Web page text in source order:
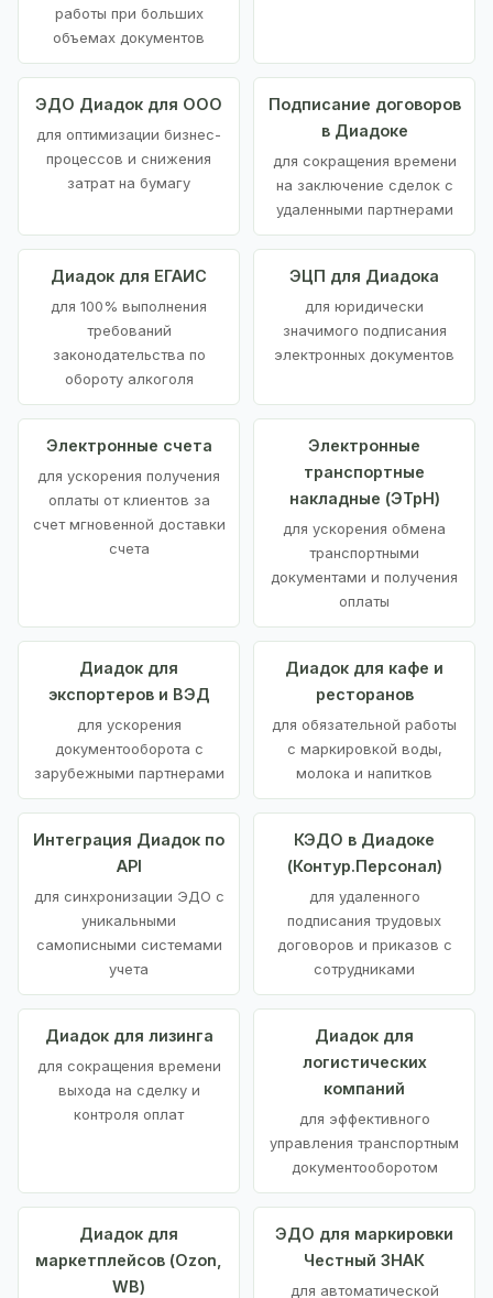
работы при больших
объемах документов
ЭДО Диадок для ООО
для оптимизации бизнес-
процессов и снижения
затрат на бумагу
Подписание договоров
в Диадоке
для сокращения времени
на заключение сделок с
удаленными партнерами
Диадок для ЕГАИС
для 100% выполнения
требований
законодательства по
обороту алкоголя
ЭЦП для Диадока
для юридически
значимого подписания
электронных документов
Электронные счета
для ускорения получения
оплаты от клиентов за
счет мгновенной доставки
счета
Электронные
транспортные
накладные (ЭТрН)
для ускорения обмена
транспортными
документами и получения
оплаты
Диадок для
экспортеров и ВЭД
для ускорения
документооборота с
зарубежными партнерами
Диадок для кафе и
ресторанов
для обязательной работы
с маркировкой воды,
молока и напитков
Интеграция Диадок по
API
для синхронизации ЭДО с
уникальными
самописными системами
учета
КЭДО в Диадоке
(Контур.Персонал)
для удаленного
подписания трудовых
договоров и приказов с
сотрудниками
Диадок для лизинга
для сокращения времени
выхода на сделку и
контроля оплат
Диадок для
логистических
компаний
для эффективного
управления транспортным
документооборотом
Диадок для
маркетплейсов (Ozon,
WB)
ЭДО для маркировки
Честный ЗНАК
для автоматической